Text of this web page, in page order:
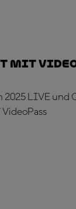
mit
2025 LIVE und